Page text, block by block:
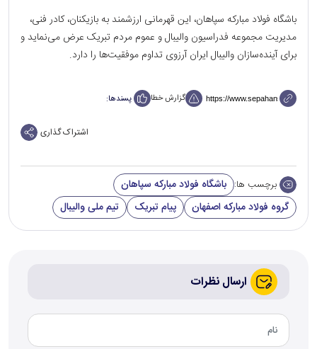
باشگاه فولاد مبارکه سپاهان، این قهرمانی ارزشمند به بازیکنان، کادر فنی،
مدیریت مجموعه فدراسیون والیبال و عموم مردم تبریک عرض می‌نماید و
برای آینده‌سازان والیبال ایران آرزوی تداوم موفقیت‌ها را دارد.
گزارش خطا پسندها:
اشتراک گذاری
برچسب ها: باشگاه فولاد مبارکه سپاهان
گروه فولاد مبارکه اصفهان
پیام تبریک تیم ملی والیبال
ارسال نظرات